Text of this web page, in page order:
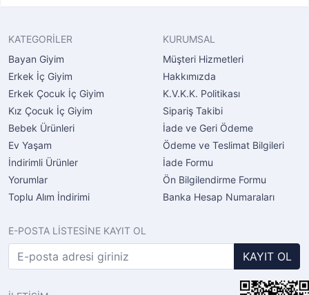
KATEGORİLER
Bayan Giyim
Erkek İç Giyim
Erkek Çocuk İç Giyim
Kız Çocuk İç Giyim
Bebek Ürünleri
Ev Yaşam
İndirimli Ürünler
Yorumlar
Toplu Alım İndirimi
KURUMSAL
Müşteri Hizmetleri
Hakkımızda
K.V.K.K. Politikası
Sipariş Takibi
İade ve Geri Ödeme
Ödeme ve Teslimat Bilgileri
İade Formu
Ön Bilgilendirme Formu
Banka Hesap Numaraları
E-POSTA LİSTESİNE KAYIT OL
KAYIT OL